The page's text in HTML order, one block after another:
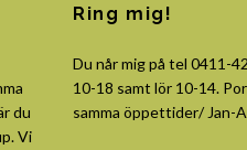
du
Vi
Ring mig!
Du når mig på tel 0411-
10-18 samt lör 10-14.
samma öppettider/ Jan-